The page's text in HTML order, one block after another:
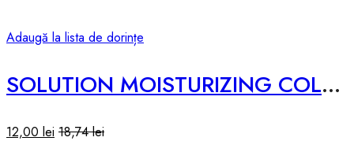
Adaugă la lista de dorințe
SOLUTION MOISTURIZING COLLAGEN SHEET MASK – 25ml
12,00 lei 18,74lei